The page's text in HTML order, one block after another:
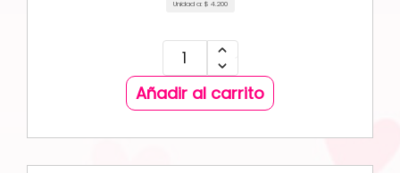
Unidad a: $ 4.200
Añadir al carrito